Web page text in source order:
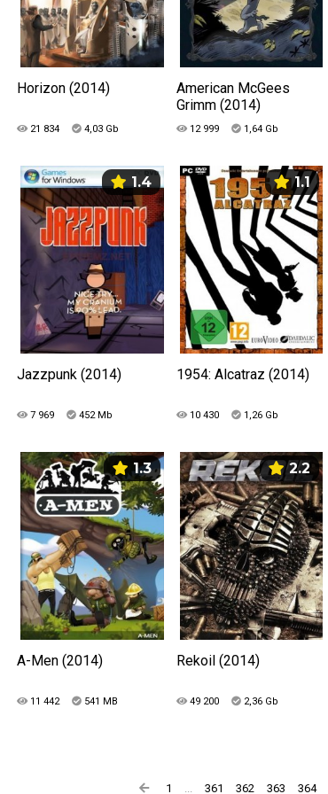
Horizon (2014)
21 834 4,03 Gb
American McGees
Grimm (2014)
12 999 1,64 Gb
1.4
Jazzpunk (2014)
7 969 452 Mb
1.1
1954: Alcatraz (2014)
10 430 1,26 Gb
1.3
A-Men (2014)
11 442 541 MB
2.2
Rekoil (2014)
49 200 2,36 Gb
1 ... 361 362 363 364